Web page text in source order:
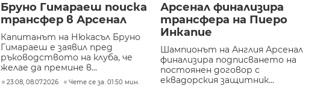
Бруно Гимараеш поиска
трансфер в Арсенал
Капитанът на Нюкасъл Бруно
Гимараеш е заявил пред
ръководството на клуба, че
желае да премине в...
23:08, 08.07.2026 Чете се за: 01:50 мин.
Арсенал финализира
трансфера на Пиеро
Инкапие
Шампионът на Англия Арсенал
финализира подписването на
постоянен договор с
еквадорския защитник...